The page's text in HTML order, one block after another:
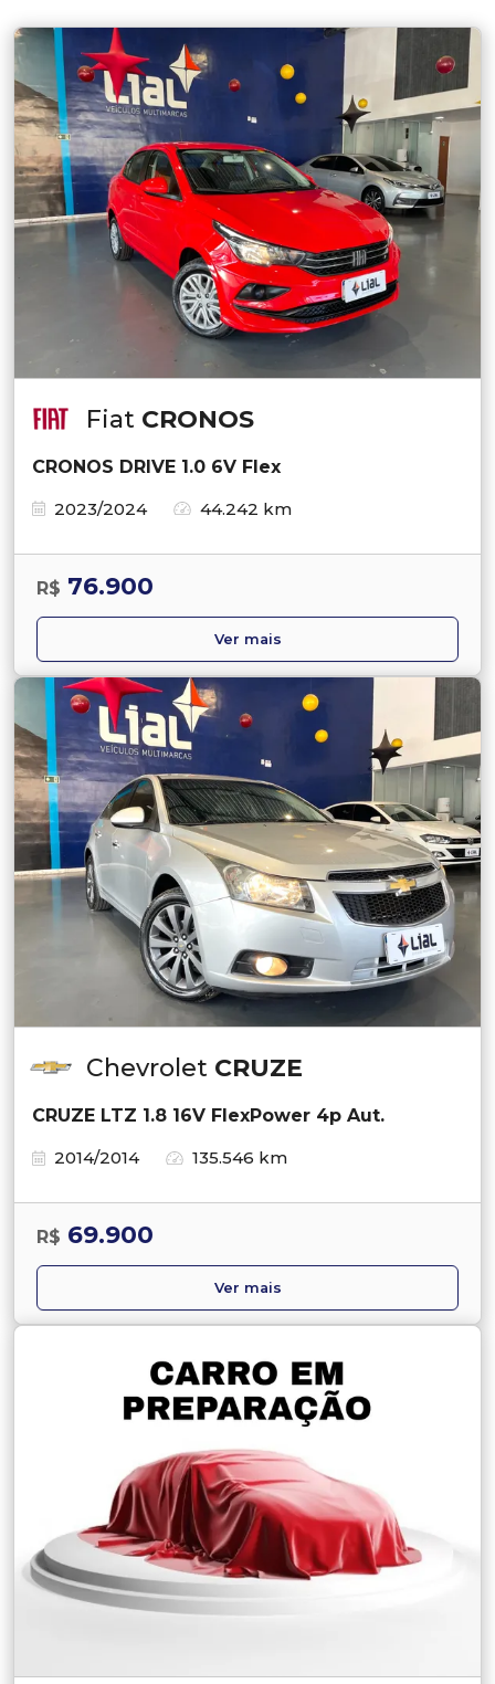
Fiat CRONOS
CRONOS DRIVE 1.0 6V Flex
2023/2024
44.242 km
R$ 76.900
Ver mais
Chevrolet CRUZE
CRUZE LTZ 1.8 16V FlexPower 4p Aut.
2014/2014
135.546 km
R$ 69.900
Ver mais